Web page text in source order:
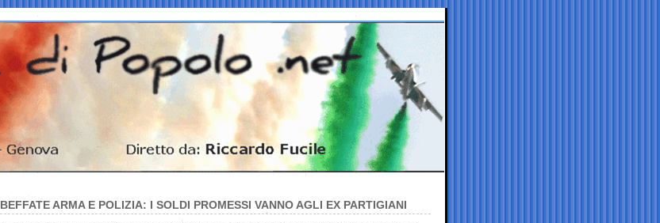
BEFFATE ARMA E POLIZIA: I SOLDI PROMESSI VANNO AGLI EX PARTIGIANI